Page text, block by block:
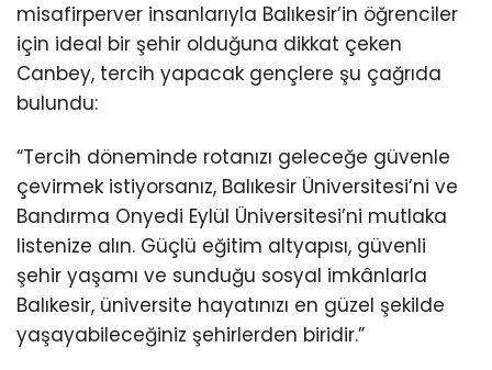
misafirperver insanlarıyla Balıkesir’in öğrenciler
için ideal bir şehir olduğuna dikkat çeken
Canbey, tercih yapacak gençlere şu çağrıda
bulundu:
“Tercih döneminde rotanızı geleceğe güvenle
çevirmek istiyorsanız, Balıkesir Üniversitesi’ni ve
Bandırma Onyedi Eylül Üniversitesi’ni mutlaka
listenize alın. Güçlü eğitim altyapısı, güvenli
şehir yaşamı ve sunduğu sosyal imkânlarla
Balıkesir, üniversite hayatınızı en güzel şekilde
yaşayabileceğiniz şehirlerden biridir.”